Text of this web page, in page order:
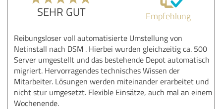
SEHR GUT Empfehlung
Reibungsloser voll automatisierte Umstellung von
Netinstall nach DSM . Hierbei wurden gleichzeitig ca. 500
Server umgestellt und das bestehende Depot automatisch
migriert. Hervorragendes technisches Wissen der
Mitarbeiter. Lösungen werden miteinander erarbeitet und
nicht stur umgesetzt. Flexible Einsätze, auch mal an einem
Wochenende.